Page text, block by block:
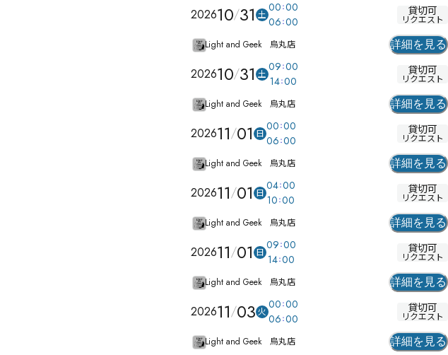
202610 31 土
00 00
06 00
貸切可
リクエスト
Light and Geek 烏丸店
詳細を見る
202610 31 土
09 00
14 00
貸切可
リクエスト
Light and Geek 烏丸店
詳細を見る
202611 01 日
00 00
06 00
貸切可
リクエスト
Light and Geek 烏丸店
詳細を見る
202611 01 日
04 00
10 00
貸切可
リクエスト
Light and Geek 烏丸店
詳細を見る
202611 01 日
09 00
14 00
貸切可
リクエスト
Light and Geek 烏丸店
詳細を見る
202611 03 火
00 00
06 00
貸切可
リクエスト
Light and Geek 烏丸店
詳細を見る